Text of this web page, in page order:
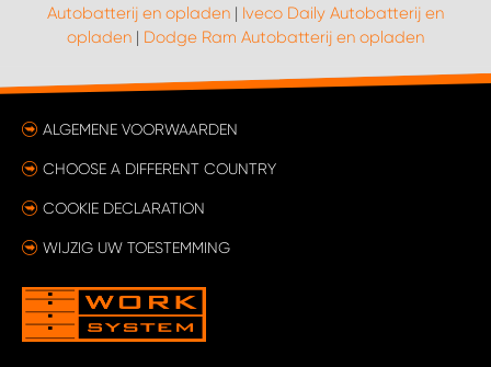
Autobatterij en opladen | Iveco Daily Autobatterij en
opladen | Dodge Ram Autobatterij en opladen
ALGEMENE VOORWAARDEN
CHOOSE A DIFFERENT COUNTRY
COOKIE DECLARATION
WIJZIG UW TOESTEMMING